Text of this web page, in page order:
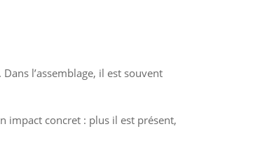
l’assemblage, il est souvent
impact concret : plus il est présent,